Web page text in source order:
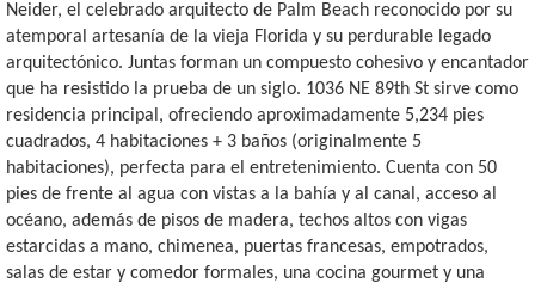
Neider, el celebrado arquitecto de Palm Beach reconocido por su
atemporal artesanía de la vieja Florida y su perdurable legado
arquitectónico. Juntas forman un compuesto cohesivo y encantador
que ha resistido la prueba de un siglo. 1036 NE 89th St sirve como
residencia principal, ofreciendo aproximadamente 5,234 pies
cuadrados, 4 habitaciones + 3 baños (originalmente 5
habitaciones), perfecta para el entretenimiento. Cuenta con 50
pies de frente al agua con vistas a la bahía y al canal, acceso al
océano, además de pisos de madera, techos altos con vigas
estarcidas a mano, chimenea, puertas francesas, empotrados,
salas de estar y comedor formales, una cocina gourmet y una